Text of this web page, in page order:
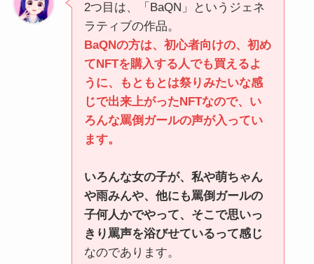
2つ目は、「BaQN」というジェネ
ラティブの作品。
BaQNの方は、初心者向けの、初め
てNFTを購入する人でも買えるよ
うに、もともとは祭りみたいな感
じで出来上がったNFTなので、い
ろんな罵倒ガールの声が入ってい
ます。
いろんな女の子が、私や萌ちゃん
や雨みんや、他にも罵倒ガールの
子何人かでやって、そこで思いっ
きり罵声を浴びせているって感じ
なのであります。